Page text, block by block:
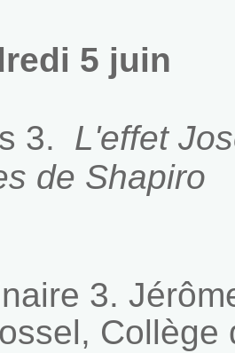
5 juin
3. L'effet
de Shapiro
3.
Collège